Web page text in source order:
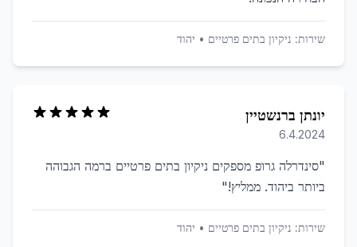
שירות: ניקיון בתים פרטיים • יהוד
יונתן ברנשטיין
6.4.2024
"סינדרלה גרופ מספקים ניקיון בתים פרטיים ברמה הגבוהה
ביותר ביהוד. ממליץ!"
שירות: ניקיון בתים פרטיים • יהוד